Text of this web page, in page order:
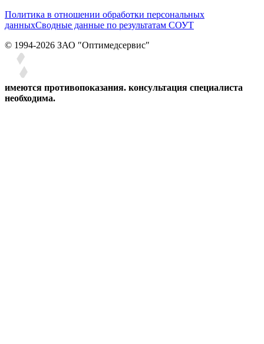
Политика в отношении обработки персональных
данныхСводные данные по результатам СОУТ
© 1994-2026 ЗАО ″Оптимедсервис″
имеются противопоказания. консультация специалиста
необходима.